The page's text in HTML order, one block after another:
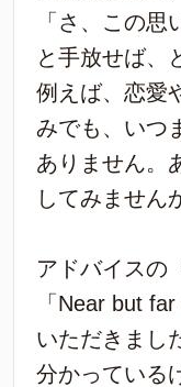
「さ、この思
と手放せば、
例えば、恋愛
みでも、いつ
ありません。
してみません
アドバイスの
「Near but
いただきまし
分かっている